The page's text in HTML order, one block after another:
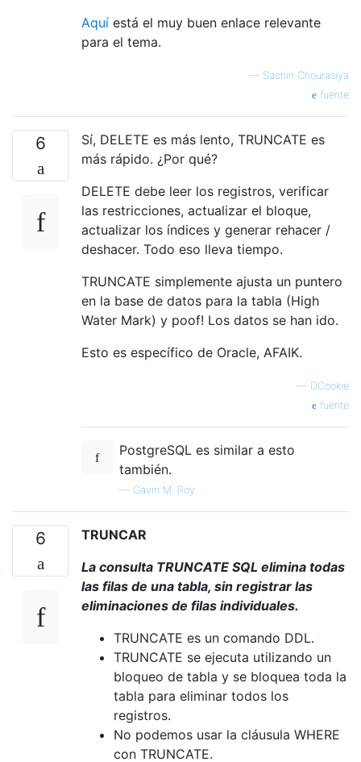
Aquí está el muy buen enlace relevante
para el tema.
— Sachin Chourasiya
fuente
6
Sí, DELETE es más lento, TRUNCATE es
más rápido. ¿Por qué?
DELETE debe leer los registros, verificar
las restricciones, actualizar el bloque,
actualizar los índices y generar rehacer /
deshacer. Todo eso lleva tiempo.
TRUNCATE simplemente ajusta un puntero
en la base de datos para la tabla (High
Water Mark) y poof! Los datos se han ido.
Esto es específico de Oracle, AFAIK.
— DCookie
fuente
PostgreSQL es similar a esto
también.
— Gavin M. Roy
6
TRUNCAR
La consulta TRUNCATE SQL elimina todas
las filas de una tabla, sin registrar las
eliminaciones de filas individuales.
TRUNCATE es un comando DDL.
TRUNCATE se ejecuta utilizando un
bloqueo de tabla y se bloquea toda la
tabla para eliminar todos los
registros.
No podemos usar la cláusula WHERE
con TRUNCATE.